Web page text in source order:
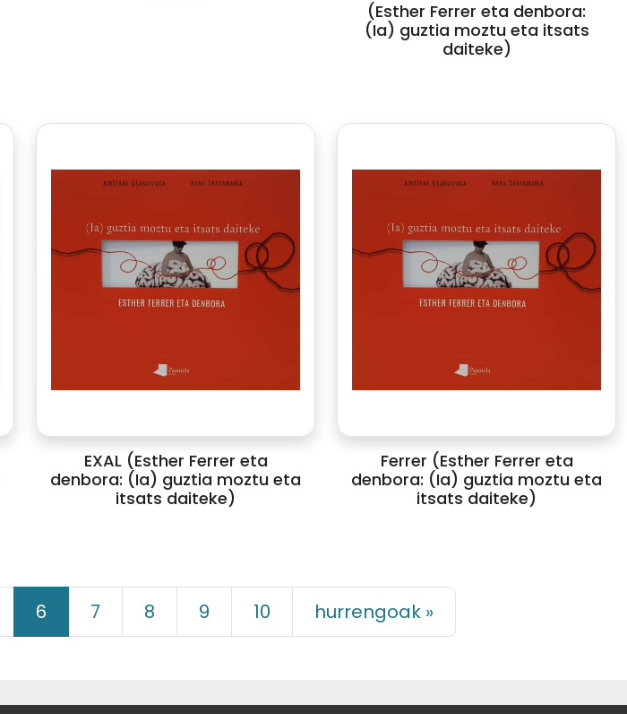
(Esther Ferrer eta denbora:
(Ia) guztia moztu eta itsats
daiteke)
EXAL (Esther Ferrer eta
denbora: (Ia) guztia moztu eta
itsats daiteke)
Ferrer (Esther Ferrer eta
denbora: (Ia) guztia moztu eta
itsats daiteke)
6 7 8 9 10 hurrengoak »
LAGUNTZAILEAK: